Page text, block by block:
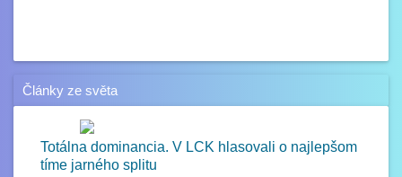
Články ze světa
Totálna dominancia. V LCK hlasovali o najlepšom
tíme jarného splitu